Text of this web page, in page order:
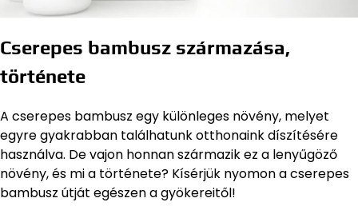
Cserepes bambusz származása,
története
A cserepes bambusz egy különleges növény, melyet
egyre gyakrabban találhatunk otthonaink díszítésére
használva. De vajon honnan származik ez a lenyűgöző
növény, és mi a története? Kísérjük nyomon a cserepes
bambusz útját egészen a gyökereitől!